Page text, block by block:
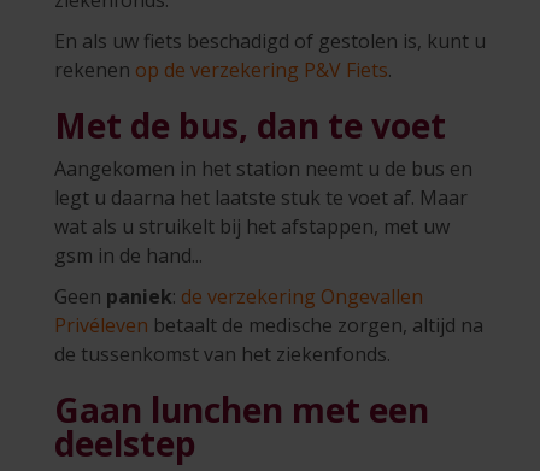
En als uw fiets beschadigd of gestolen is, kunt u
rekenen op de verzekering P&V Fiets.
Met de bus, dan te voet
Aangekomen in het station neemt u de bus en
legt u daarna het laatste stuk te voet af. Maar
wat als u struikelt bij het afstappen, met uw
gsm in de hand...
Geen paniek: de verzekering Ongevallen
Privéleven betaalt de medische zorgen, altijd na
de tussenkomst van het ziekenfonds.
Gaan lunchen met een
deelstep